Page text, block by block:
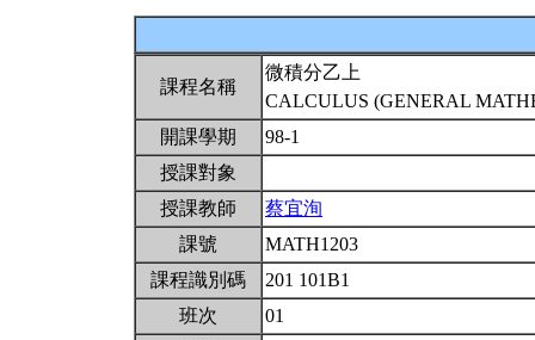
課程名稱
微積分乙上
CALCULUS (GENERAL
開課學期
98-1
授課對象
授課教師
蔡宜洵
課號
MATH1203
課程識別碼
201 101B1
班次
01